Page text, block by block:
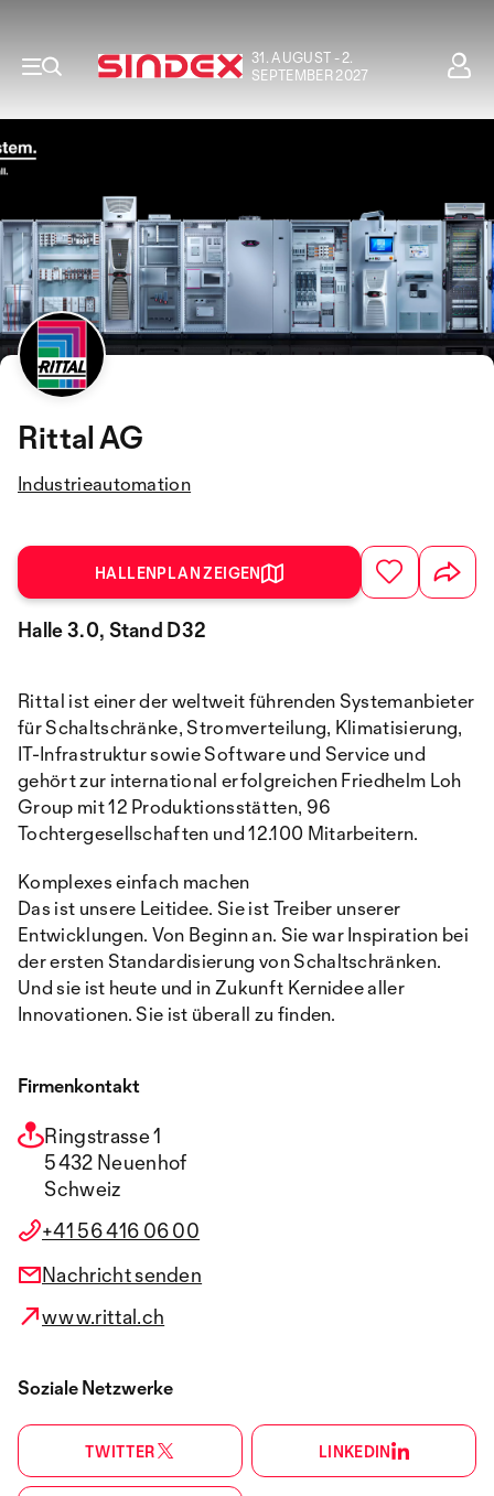
31. AUGUST - 2.
SEPTEMBER 2027
Rittal AG
Industrieautomation
HALLENPLAN ZEIGEN
Halle 3.0, Stand D32
Rittal ist einer der weltweit führenden Systemanbieter
für Schaltschränke, Stromverteilung, Klimatisierung,
IT-Infrastruktur sowie Software und Service und
gehört zur international erfolgreichen Friedhelm Loh
Group mit 12 Produktionsstätten, 96
Tochtergesellschaften und 12.100 Mitarbeitern.
Komplexes einfach machen
Das ist unsere Leitidee. Sie ist Treiber unserer
Entwicklungen. Von Beginn an. Sie war Inspiration bei
der ersten Standardisierung von Schaltschränken.
Und sie ist heute und in Zukunft Kernidee aller
Innovationen. Sie ist überall zu finden.
Firmenkontakt
Ringstrasse 1
5432 Neuenhof
Schweiz
+41 56 416 06 00
Nachricht senden
www.rittal.ch
Soziale Netzwerke
TWITTER LINKEDIN